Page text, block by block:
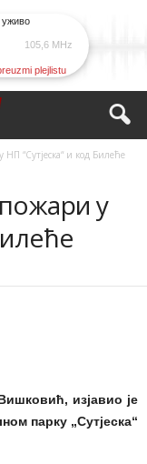
105,6 MHz
“Сутјеска“ и код Билеће
у
изјавио је
парку „Сутјеска“